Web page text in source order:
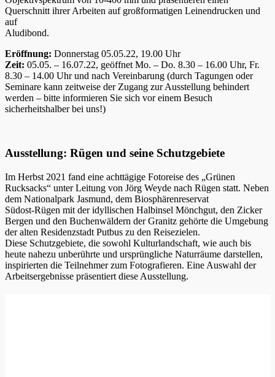
Querschnitt ihrer Arbeiten auf großformatigen Leinendrucken und
auf
Aludibond.
Eröffnung: Donnerstag 05.05.22, 19.00 Uhr
Zeit: 05.05. – 16.07.22, geöffnet Mo. – Do. 8.30 – 16.00 Uhr, Fr.
8.30 – 14.00 Uhr und nach Vereinbarung (durch Tagungen oder
Seminare kann zeitweise der Zugang zur Ausstellung behindert
werden – bitte informieren Sie sich vor einem Besuch
sicherheitshalber bei uns!)
Ausstellung: Rügen und seine Schutzgebiete
Im Herbst 2021 fand eine achttägige Fotoreise des „Grünen
Rucksacks“ unter Leitung von Jörg Weyde nach Rügen statt. Neben
dem Nationalpark Jasmund, dem Biosphärenreservat
Südost-Rügen mit der idyllischen Halbinsel Mönchgut, den Zicker
Bergen und den Buchenwäldern der Granitz gehörte die Umgebung
der alten Residenzstadt Putbus zu den Reisezielen.
Diese Schutzgebiete, die sowohl Kulturlandschaft, wie auch bis
heute nahezu unberührte und ursprüngliche Naturräume darstellen,
inspirierten die Teilnehmer zum Fotografieren. Eine Auswahl der
Arbeitsergebnisse präsentiert diese Ausstellung.